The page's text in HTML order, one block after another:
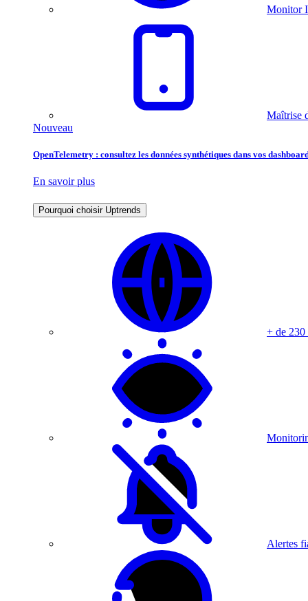
Monitor
Maîtrise
Nouveau
OpenTelemetry : consultez les données synthétiques dans vos
En savoir plus
Pourquoi choisir Uptrends
+ de 230
Alertes